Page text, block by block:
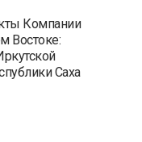
Компании
Востоке:
Саха